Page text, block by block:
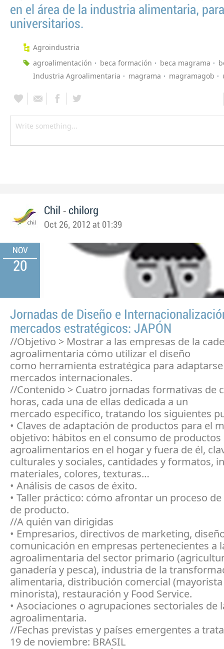
en el área de la industria alimentaria,
universitarios.
Agroindustria
agroalimentación
beca formación beca magrama
Industria Agroalimentaria
magrama magramagob
Chil - chilorg
Oct 26, 2012 at 01:39
NOV
20
Jornadas de Diseño e
mercados estratégicos: JAPÓN
//Objetivo > Mostrar a las empresas de la
agroalimentaria cómo utilizar el diseño
como herramienta estratégica para
mercados internacionales.
//Contenido > Cuatro jornadas formativas de
horas, cada una de ellas dedicada a un
mercado específico, tratando los siguientes
• Claves de adaptación de productos para el
objetivo: hábitos en el consumo de productos
agroalimentarios en el hogar y fuera de él,
culturales y sociales, cantidades y formatos,
materiales, colores, texturas…
• Análisis de casos de éxito.
• Taller práctico: cómo afrontar un proceso
de producto.
//A quién van dirigidas
• Empresarios, directivos de marketing,
comunicación en empresas pertenecientes a
agroalimentaria del sector primario
ganadería y pesca), industria de la
alimentaria, distribución comercial
minorista), restauración y Food Service.
• Asociaciones o agrupaciones sectoriales de
agroalimentaria.
//Fechas previstas y países emergentes a
19 de noviembre: BRASIL